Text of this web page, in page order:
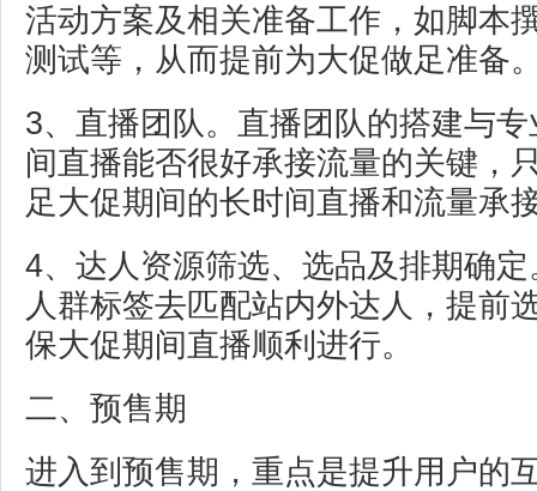
活动方案及相关准备工作，如脚本
测试等，从而提前为大促做足准备
3、直播团队。直播团队的搭建与
间直播能否很好承接流量的关键，
足大促期间的长时间直播和流量承
4、达人资源筛选、选品及排期确
人群标签去匹配站内外达人，提前
保大促期间直播顺利进行。
二、预售期
进入到预售期，重点是提升用户的